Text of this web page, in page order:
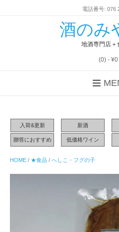
電話番号: 076
酒のみ
地酒専門店＋
(0)- ¥0
入荷&更新 新酒
贈答におすすめ 低価格ワイン
HOME / ★食品 / へしこ・フグの子